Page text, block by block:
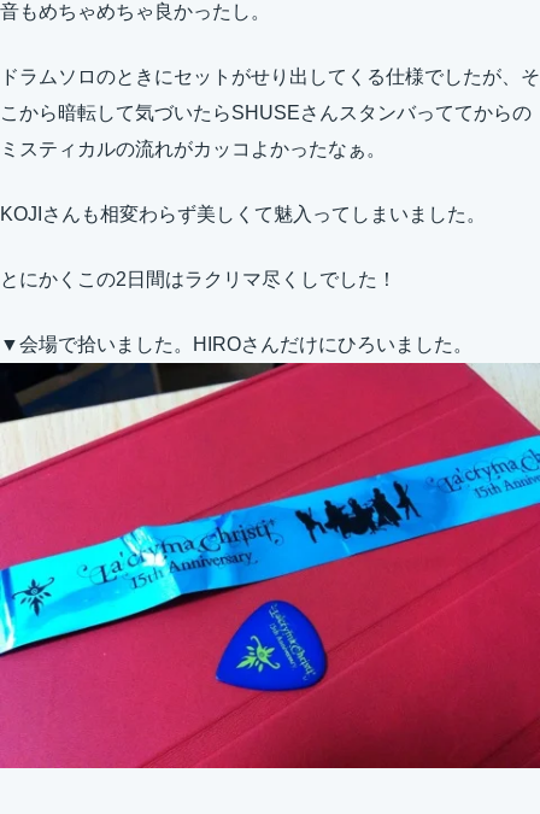
音もめちゃめちゃ良かったし。
ドラムソロのときにセットがせり出してくる仕様でしたが、そ
こから暗転して気づいたらSHUSEさんスタンバっててからの
ミスティカルの流れがカッコよかったなぁ。
KOJIさんも相変わらず美しくて魅入ってしまいました。
とにかくこの2日間はラクリマ尽くしでした！
▼会場で拾いました。HIROさんだけにひろいました。